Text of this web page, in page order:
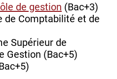
de gestion (Bac+3)
de Comptabilité et de
Supérieur de
Gestion (Bac+5)